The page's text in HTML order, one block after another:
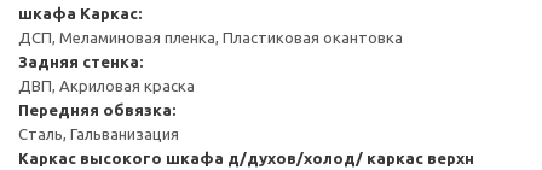
шкафа Каркас:
ДСП, Меламиновая пленка, Пластиковая окантовка
Задняя стенка:
ДВП, Акриловая краска
Передняя обвязка:
Сталь, Гальванизация
Каркас высокого шкафа д/духов/холод/ каркас верхн